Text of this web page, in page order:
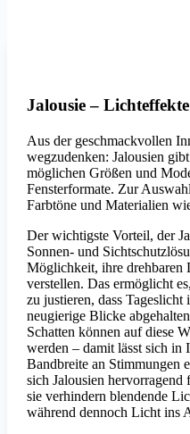
Jalousie –
Aus der geschmackvollen
wegzudenken: Jalousien
möglichen Größen und
Fensterformate. Zur
Farbtöne und Materialien
Der wichtigste Vorteil, der
Sonnen- und
Möglichkeit, ihre drehbaren
verstellen. Das ermöglicht
zu justieren, dass
neugierige Blicke
Schatten können auf diese
werden – damit lässt sich in
Bandbreite an Stimmungen
sich Jalousien
sie verhindern blendende
während dennoch Licht ins